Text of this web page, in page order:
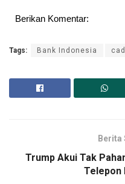
Berikan Komentar:
Tags: Bank Indonesia
Berita
Trump Akui Tak
Telepon